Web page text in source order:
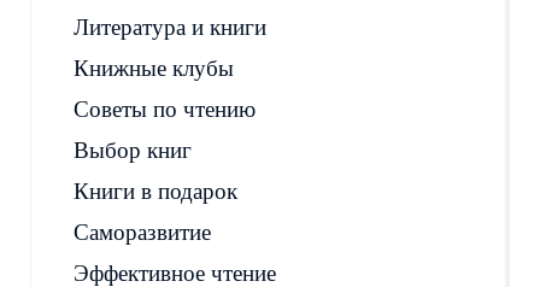
Литература и книги
Книжные клубы
Советы по чтению
Выбор книг
Книги в подарок
Саморазвитие
Эффективное чтение